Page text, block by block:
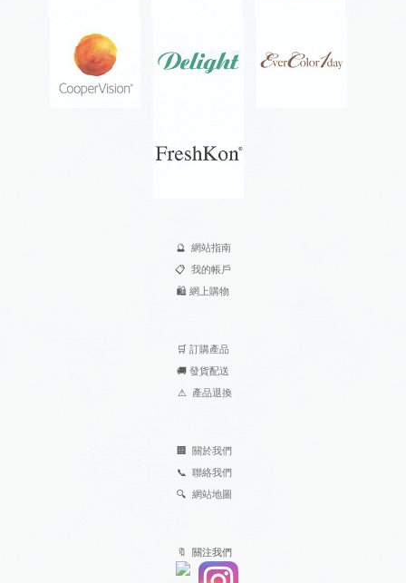
🔮 網站指南
📋 我的帳戶
🛍️ 網上購物
🛒 訂購產品
🚚 發貨配送
⚠ 產品退換
🏢 關於我們
📞 聯絡我們
🔍 網站地圖
🔖 關注我們